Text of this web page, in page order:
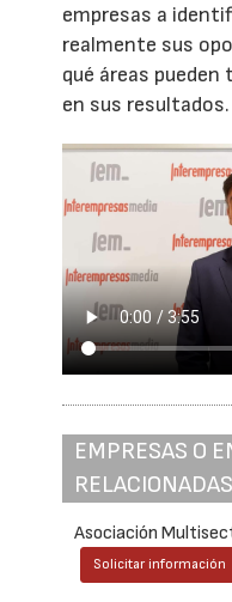
empresas a
realmente sus
qué áreas
en sus resultados.
EMPRESAS O
RELACIONADAS
Asociación
Solicitar información